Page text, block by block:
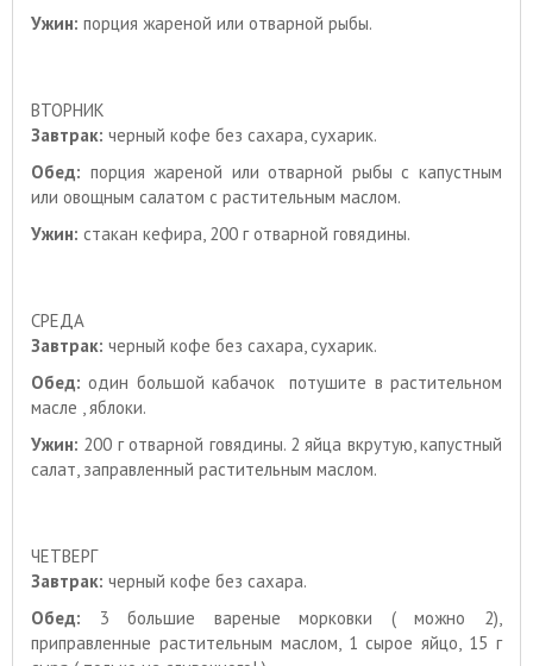
Ужин: порция жареной или отварной рыбы.
ВТОРНИК
Завтрак: черный кофе без сахара, сухарик.
Обед: порция жареной или отварной рыбы с капустным
или овощным салатом с растительным маслом.
Ужин: стакан кефира, 200 г отварной говядины.
СРЕДА
Завтрак: черный кофе без сахара, сухарик.
Обед: один большой кабачок потушите в растительном
масле , яблоки.
Ужин: 200 г отварной говядины. 2 яйца вкрутую, капустный
салат, заправленный растительным маслом.
ЧЕТВЕРГ
Завтрак: черный кофе без сахара.
Обед: 3 большие вареные морковки ( можно 2),
приправленные растительным маслом, 1 сырое яйцо, 15 г